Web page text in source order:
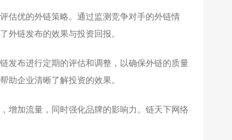
估优的外链策略。通过监测竞争对手的外链情
外链发布的效果与投资回报。
发布进行定期的评估和调整，以确保外链的质量
助企业清晰了解投资的效果。
增加流量，同时强化品牌的影响力。链天下网络